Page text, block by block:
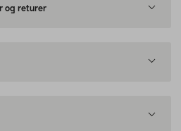
og returer